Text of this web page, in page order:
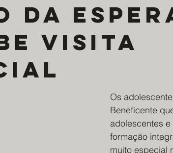
Projeto Tive Fome Assoc Benef Educ Brasil China
Maria Projeto Doce Lar
Mosteiro do Salvador
da
visita
Os
Beneficente
adolescentes
formação
muito especial